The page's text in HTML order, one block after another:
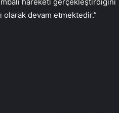
olarak devam etmektedir.”